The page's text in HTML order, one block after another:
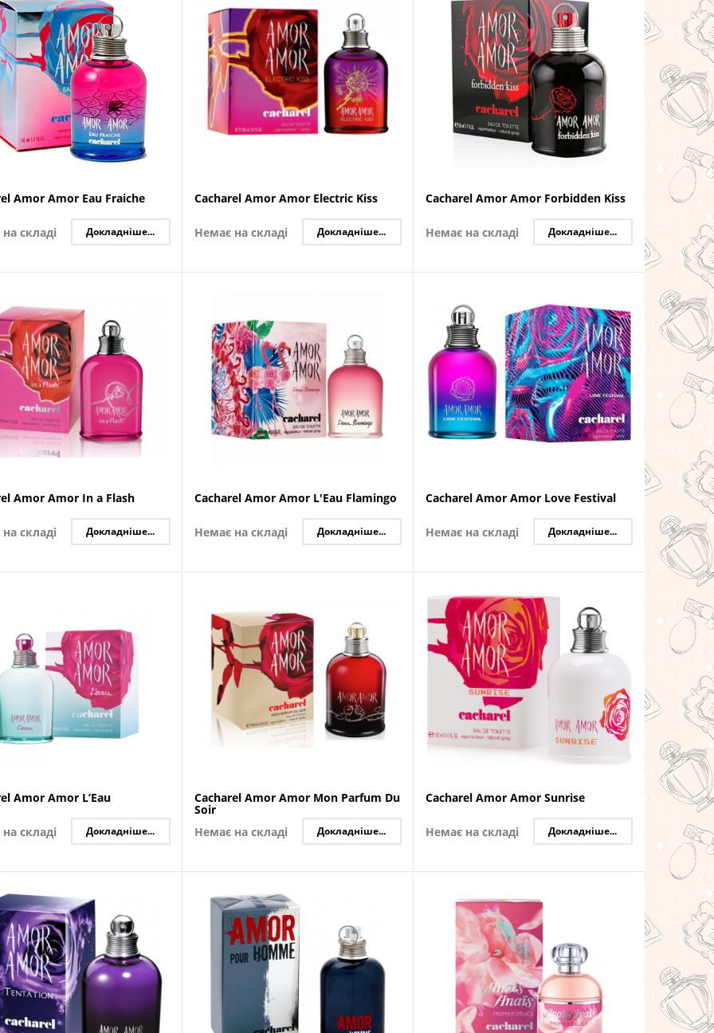
Amor Amor Eau Fraiche
складі Докладніше...
Cacharel Amor Amor Electric Kiss
Немає на складі Докладніше...
Cacharel Amor Amor Forbidden Kiss
Немає на складі Докладніше...
Amor Amor In a Flash
складі Докладніше...
Cacharel Amor Amor L'Eau Flamingo
Немає на складі Докладніше...
Cacharel Amor Amor Love Festival
Немає на складі Докладніше...
Amor Amor L’Eau
складі Докладніше...
Cacharel Amor Amor Mon Parfum Du
Soir
Немає на складі
Докладніше...
Cacharel Amor Amor Sunrise
Немає на складі Докладніше...